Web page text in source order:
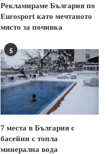
Рекламираме България по
Eurosport като мечтаното
място за почивка
5
7 места в България с
басейни с топла
минерална вода